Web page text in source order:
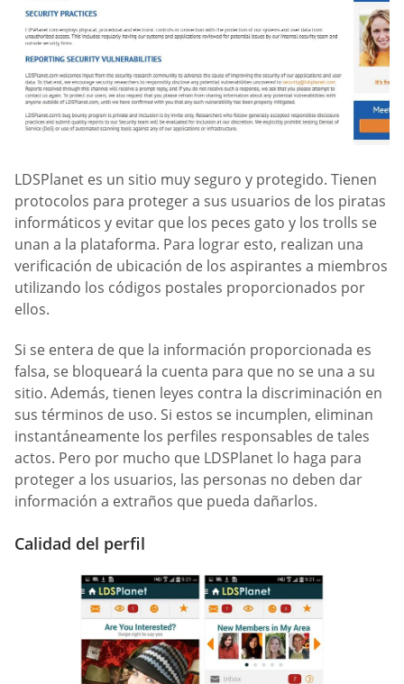
LDSPlanet es un sitio muy seguro y protegido. Tienen
protocolos para proteger a sus usuarios de los piratas
informáticos y evitar que los peces gato y los trolls se
unan a la plataforma. Para lograr esto, realizan una
verificación de ubicación de los aspirantes a miembros
utilizando los códigos postales proporcionados por
ellos.
Si se entera de que la información proporcionada es
falsa, se bloqueará la cuenta para que no se una a su
sitio. Además, tienen leyes contra la discriminación en
sus términos de uso. Si estos se incumplen, eliminan
instantáneamente los perfiles responsables de tales
actos. Pero por mucho que LDSPlanet lo haga para
proteger a los usuarios, las personas no deben dar
información a extraños que pueda dañarlos.
Calidad del perfil